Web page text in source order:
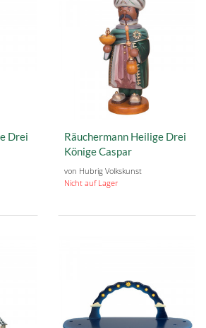
Drei
Räuchermann Heilige Drei
Könige Caspar
von Hubrig Volkskunst
Nicht auf Lager